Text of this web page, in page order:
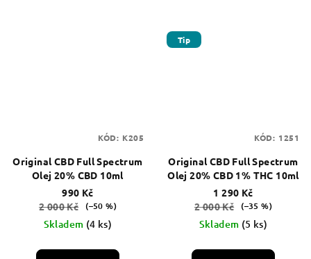
Original CBD Full Spectrum
Olej 20% CBD 10ml
990 Kč
2 000 Kč
(–50 %)
Skladem (4 ks)
KÓD: K205
Tip
Original CBD Full Spectrum
Olej 20% CBD 1% THC 10ml
1 290 Kč
2 000 Kč
(–35 %)
Skladem (5 ks)
KÓD: 1251